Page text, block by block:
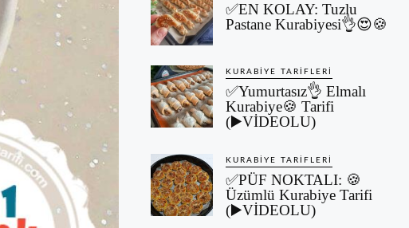
✅EN KOLAY: Tuzlu
Pastane Kurabiyesi👌😍🍪
KURABIYE TARIFLERI
✅Yumurtasız👌 Elmalı
Kurabiye🍪 Tarifi
(▶️VİDEOLU)
KURABIYE TARIFLERI
✅PÜF NOKTALI: 🍪
Üzümlü Kurabiye Tarifi
(▶️VİDEOLU)